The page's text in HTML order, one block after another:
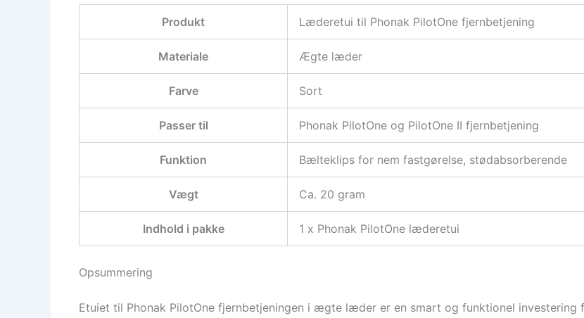
Produkt Læderetui til Phonak PilotOne fjernbetjening
Materiale Ægte læder
Farve Sort
Passer til Phonak PilotOne og PilotOne II fjernbetjening
Funktion Bælteklips for nem fastgørelse, stødabsorberende
Vægt Ca. 20 gram
Indhold i pakke 1 x Phonak PilotOne læderetui
Opsummering
Etuiet til Phonak PilotOne fjernbetjeningen i ægte læder er en smart og funktionel